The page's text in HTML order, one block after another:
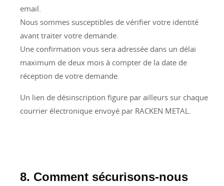
email.
Nous sommes susceptibles de vérifier votre identité
avant traiter votre demande.
Une confirmation vous sera adressée dans un délai
maximum de deux mois à compter de la date de
réception de votre demande.
Un lien de désinscription figure par ailleurs sur chaque
courrier électronique envoyé par RACKEN METAL.
8. Comment sécurisons-nous